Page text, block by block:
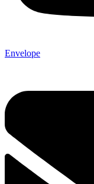
Envelope